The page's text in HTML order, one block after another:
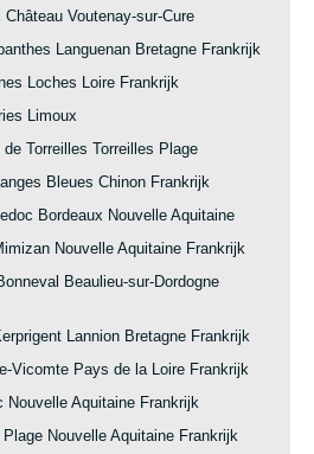
Voutenay-sur-Cure
Languenan Bretagne Frankrijk
Loches Loire Frankrijk
Limoux
Torreilles Torreilles Plage
Bleues Chinon Frankrijk
Bordeaux Nouvelle Aquitaine
Nouvelle Aquitaine Frankrijk
Beaulieu-sur-Dordogne
Lannion Bretagne Frankrijk
Vicomte Pays de la Loire Frankrijk
Aquitaine Frankrijk
Nouvelle Aquitaine Frankrijk